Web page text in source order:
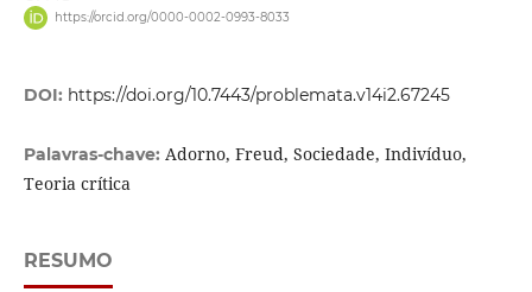
https://orcid.org/0000-0002-0993-8033
DOI: https://doi.org/10.7443/problemata.v14i2.67245
Palavras-chave: Adorno, Freud, Sociedade, Indivíduo,
Teoria crítica
RESUMO